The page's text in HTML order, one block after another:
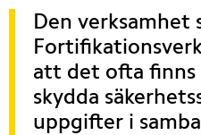
Den verksamhet
att det ofta finns
skydda
uppgifter i